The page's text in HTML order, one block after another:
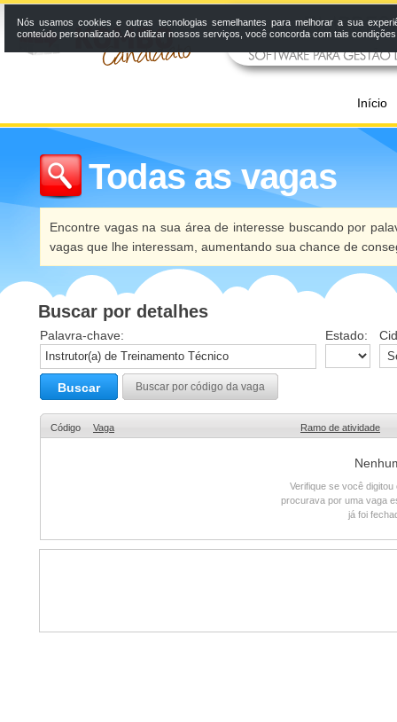
Início
Todas as vagas
Encontre vagas na sua área de interesse buscando por
vagas que lhe interessam, aumentando sua chance de
Buscar por detalhes
Palavra-chave: Estado:
Buscar Buscar por código da vaga
Código Vaga Ramo de atividade
Verifique se você
procurava por uma vaga
já foi
Nós usamos cookies e outras tecnologias semelhantes para melhorar a sua
conteúdo personalizado. Ao utilizar nossos serviços, você concorda com tais